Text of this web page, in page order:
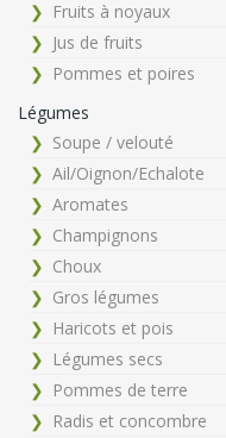
Fruits à noyaux
Jus de fruits
Pommes et poires
Légumes
Soupe / velouté
Ail/Oignon/Echalote
Aromates
Champignons
Choux
Gros légumes
Haricots et pois
Légumes secs
Pommes de terre
Radis et concombre